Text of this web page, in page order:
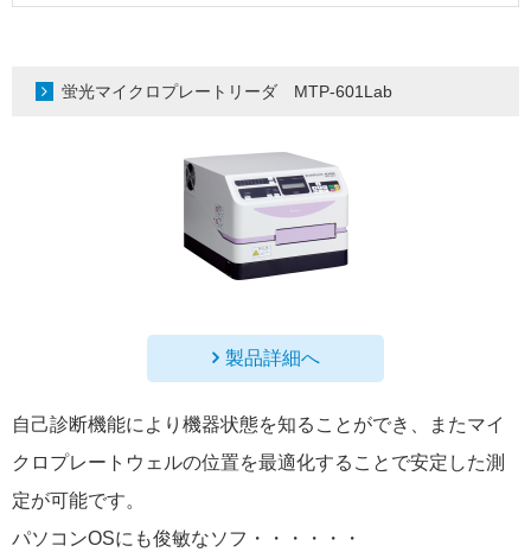
蛍光マイクロプレートリーダ MTP-601Lab
製品詳細へ
自己診断機能により機器状態を知ることができ、またマイ
クロプレートウェルの位置を最適化することで安定した測
定が可能です。
パソコンOSにも俊敏なソフ・・・・・・